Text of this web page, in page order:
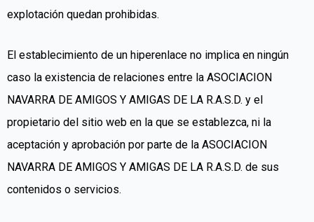
explotación quedan prohibidas.
El establecimiento de un hiperenlace no implica en ningún
caso la existencia de relaciones entre la ASOCIACION
NAVARRA DE AMIGOS Y AMIGAS DE LA R.A.S.D. y el
propietario del sitio web en la que se establezca, ni la
aceptación y aprobación por parte de la ASOCIACION
NAVARRA DE AMIGOS Y AMIGAS DE LA R.A.S.D. de sus
contenidos o servicios.